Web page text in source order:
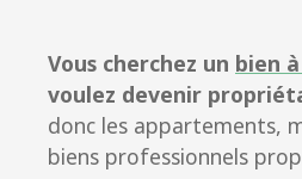
Vous cherchez un bien
voulez devenir
donc les appartements,
biens professionnels